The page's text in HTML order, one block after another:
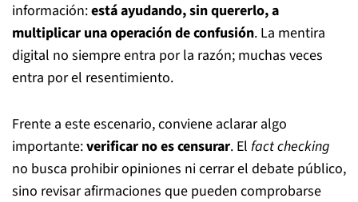
información:está ayudando, sin quererlo, a
multiplicar una operación de confusión. La mentira
digital no siempre entra por la razón; muchas veces
entra por el resentimiento.
Frente a este escenario, conviene aclarar algo
importante:verificar no es censurar. El fact checking
no busca prohibir opiniones ni cerrar el debate público,
sino revisar afirmaciones que pueden comprobarse